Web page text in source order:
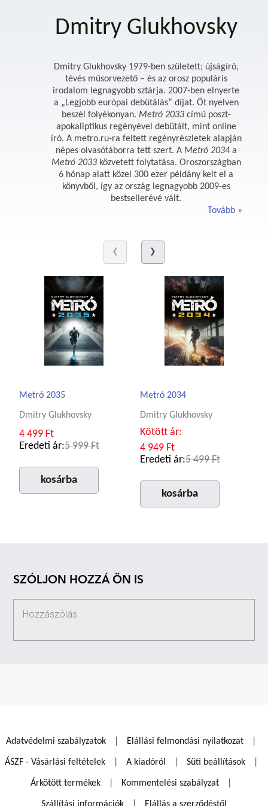
Dmitry Glukhovsky
Dmitry Glukhovsky 1979-ben született; újságíró,
tévés műsorvezető – és az orosz populáris
irodalom legnagyobb sztárja. 2007-ben elnyerte
a „Legjobb európai debütálás” díjat. Öt nyelven
beszél folyékonyan. Metró 2033című poszt-
apokaliptikus regényével debütált, mint online
író. A metro.ru-ra feltett regényrészletek alapján
népes olvasótáborra tett szert. A Metró 2034a
Metró 2033közvetett folytatása. Oroszországban
6 hónap alatt közel 300 ezer példány kelt el a
könyvből, így az ország legnagyobb 2009-es
bestsellerévé vált.
Tovább
Metró 2035
Dmitry Glukhovsky
4 499 Ft
Eredeti ár:5 999 Ft
kosárba
Metró 2034
Dmitry Glukhovsky
Kötött ár:
4 949 Ft
Eredeti ár:5 499 Ft
kosárba
SZÓLJON HOZZÁ ÖN IS
Adatvédelmi szabályzatok Elállási felmondási nyilatkozat
ÁSZF - Vásárlási feltételek A kiadóról Süti beállítások
Árkötött termékek Kommentelési szabályzat